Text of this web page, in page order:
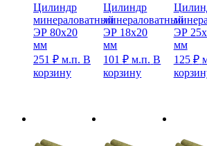
Цилиндр
минераловатный
ЭР 80х20
мм
251 ₽ м.п. В
корзину
Цилиндр
минераловатный
ЭР 18х20
мм
101₽ м.п. В
корзину
ЭР
мм
125 ₽